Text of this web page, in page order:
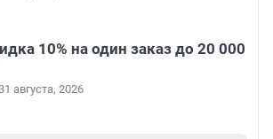
10% на один заказ до 20 000
августа, 2026